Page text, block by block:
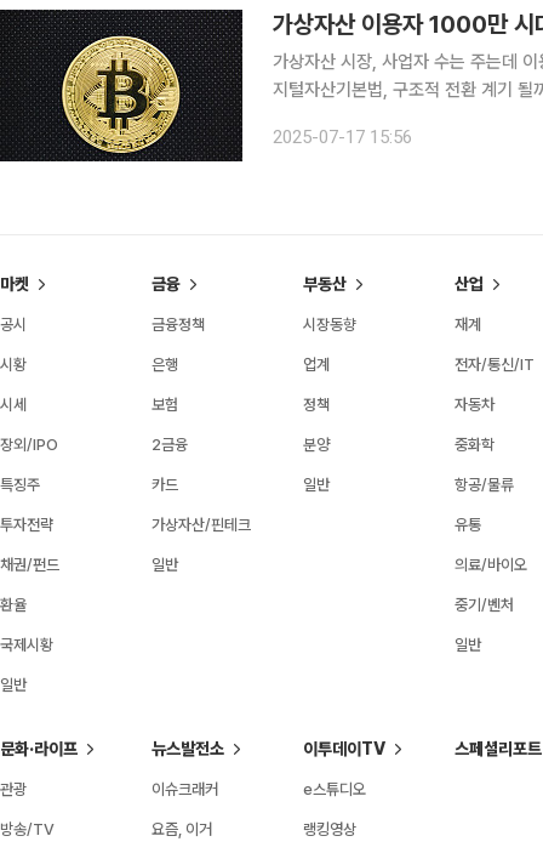
가상자산 이용자 1000만 시
가상자산 시장, 사업자 수는 주는데
지털자산기본법, 구조적 전환 계기 될까 국내 가상자산 시장이 빠르게 팽창하고 있지만, 산업
국내 이용자가 1000만 명에 도달했
2025-07-17 15:56
마켓
공시
시황
시세
장외/IPO
특징주
투자전략
채권/펀드
환율
국제시황
일반
금융
금융정책
은행
보험
2금융
카드
가상자산/핀테크
일반
부동산
시장동향
업계
정책
분양
일반
산업
재계
전자/통신/IT
자동차
중화학
항공/물류
유통
의료/바이오
중기/벤처
일반
문화·라이프
관광
방송/TV
뉴스발전소
이슈크래커
요즘, 이거
이투데이TV
e스튜디오
랭킹영상
스페셜리포트